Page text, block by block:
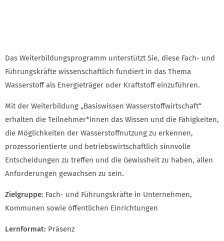
Das Weiterbildungsprogramm unterstützt Sie, diese Fach- und
Führungskräfte wissenschaftlich fundiert in das Thema
Wasserstoff als Energieträger oder Kraftstoff einzuführen.
Mit der Weiterbildung „Basiswissen Wasserstoffwirtschaft“
erhalten die Teilnehmer*innen das Wissen und die Fähigkeiten,
die Möglichkeiten der Wasserstoffnutzung zu erkennen,
prozessorientierte und betriebswirtschaftlich sinnvolle
Entscheidungen zu treffen und die Gewissheit zu haben, allen
Anforderungen gewachsen zu sein.
Zielgruppe: Fach- und Führungskräfte in Unternehmen,
Kommunen sowie öffentlichen Einrichtungen
Lernformat: Präsenz